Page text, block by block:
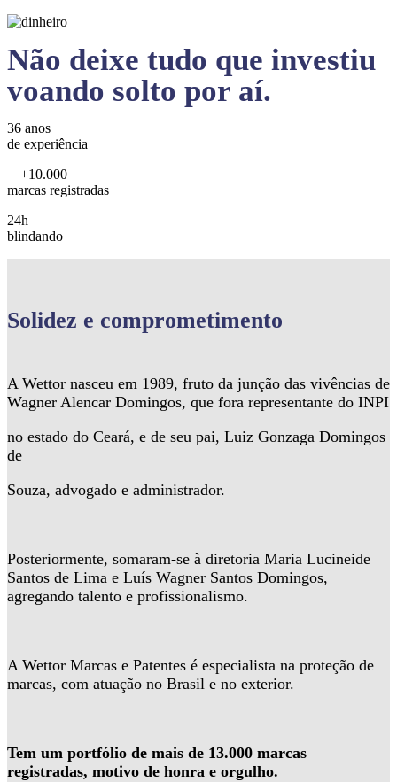
Não deixe tudo que investiu
voando solto por aí.
36 anos
de experiência
+10.000
marcas registradas
24h
blindando
Solidez e comprometimento
A Wettor nasceu em 1989, fruto da junção das vivências de
Wagner Alencar Domingos, que fora representante do INPI
no estado do Ceará, e de seu pai, Luiz Gonzaga Domingos
de
Souza, advogado e administrador.
Posteriormente, somaram-se à diretoria Maria Lucineide
Santos de Lima e Luís Wagner Santos Domingos,
agregando talento e profissionalismo.
A Wettor Marcas e Patentes é especialista na proteção de
marcas, com atuação no Brasil e no exterior.
Tem um portfólio de mais de 13.000 marcas
registradas, motivo de honra e orgulho.